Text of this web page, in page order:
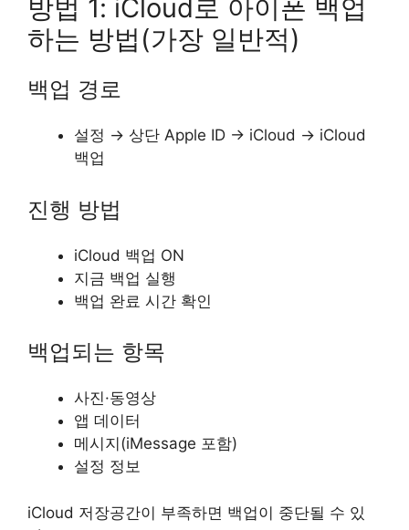
방법 1: iCloud로 아이폰 백업
하는 방법(가장 일반적)
백업 경로
설정 → 상단 Apple ID → iCloud → iCloud
백업
진행 방법
iCloud 백업 ON
지금 백업 실행
백업 완료 시간 확인
백업되는 항목
사진·동영상
앱 데이터
메시지(iMessage 포함)
설정 정보
iCloud 저장공간이 부족하면 백업이 중단될 수 있